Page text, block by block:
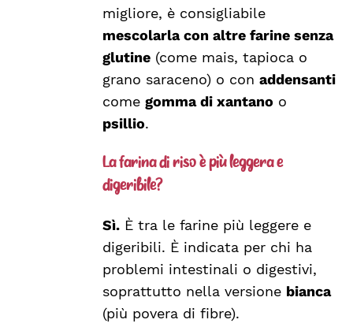
migliore, è consigliabile
mescolarla con altre farine senza
glutine (come mais, tapioca o
grano saraceno) o conaddensanti
comegomma di xantano o
psillio.
La farina di riso è più leggera e
digeribile?
Sì. È tra le farine più leggere e
digeribili. È indicata per chi ha
problemi intestinali o digestivi,
soprattutto nella versione bianca
(più povera di fibre).